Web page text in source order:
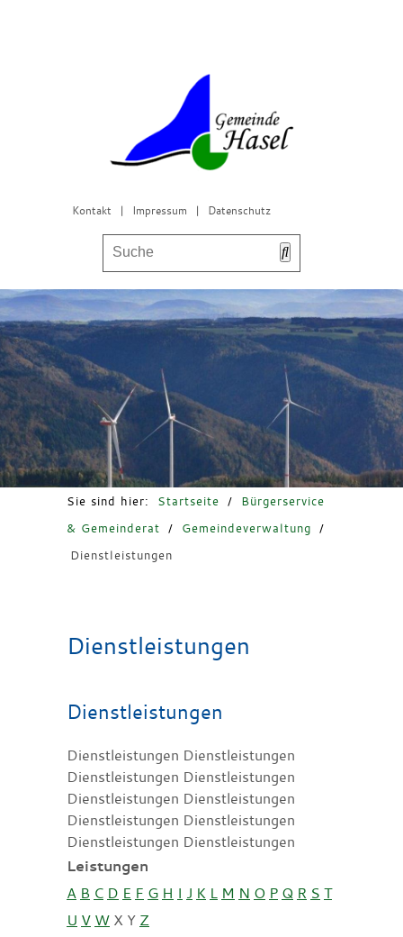
Kontakt | Impressum | Datenschutz
Bürgerservice & Gemeinderat
Leben in Hasel
Freizeit & Tourismus
Sie sind hier: Startseite /
Bürgerservice
& Gemeinderat
/ Gemeindeverwaltung
/
Dienstleistungen
Dienstleistungen
Dienstleistungen
Dienstleistungen Dienstleistungen
Dienstleistungen Dienstleistungen
Dienstleistungen Dienstleistungen
Dienstleistungen Dienstleistungen
Dienstleistungen Dienstleistungen
Leistungen
A B C D E F G H I J K L M N O P Q R S T
U V W X Y Z